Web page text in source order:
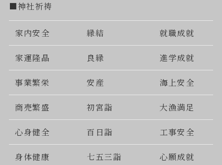
■神社祈祷
家内安全 縁結 就職成就
家運隆晶 良縁 進学成就
事業繁栄 安産 海上安全
商売繁盛 初宮詣 大漁満足
心身健全 百日詣 工事安全
身体健康 七五三詣 心願成就